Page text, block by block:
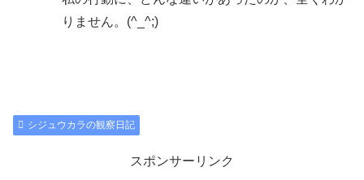
りません。(^_^;)
シジュウカラの観察日記
スポンサーリンク